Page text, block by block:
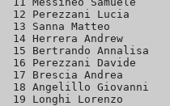
12 Perezzani Lucia
13 Sanna Matteo
14 Herrera Andrew
15 Bertrando Annalisa
16 Perezzani Davide
17 Brescia Andrea
18 Angelillo Giovanni
19 Longhi Lorenzo